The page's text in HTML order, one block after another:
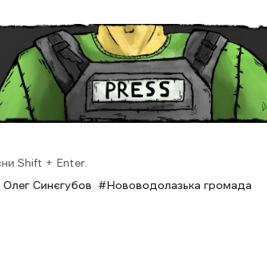
Shift + Enter.
Синєгубов
Нововодолазька громада